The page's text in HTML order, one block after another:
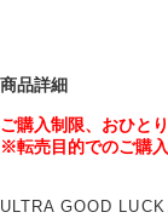
商品詳細
ご購入制限、おひと
※転売目的でのご購
ULTRA GOOD